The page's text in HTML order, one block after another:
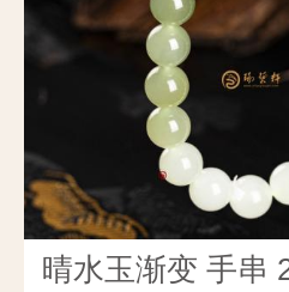
晴水玉渐变 手串